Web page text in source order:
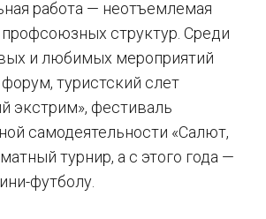
работа — неотъемлемая
структур. Среди
и любимых мероприятий
туристский слет
экстрим», фестиваль
самодеятельности «Салют,
турнир, а с этого года —
футболу.